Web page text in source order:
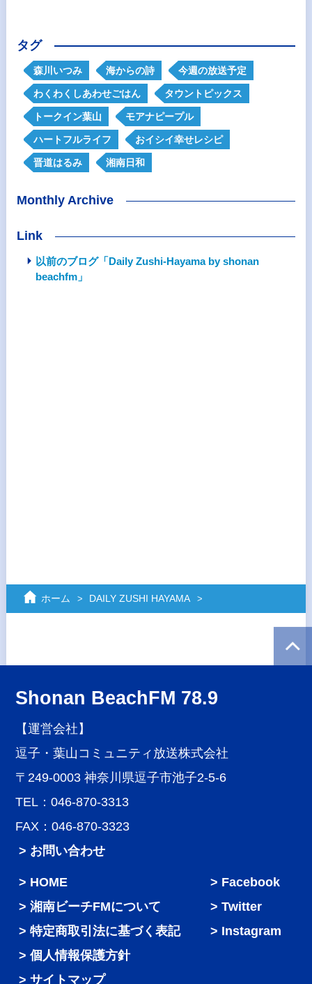
タグ
森川いつみ 海からの詩 今週の放送予定
わくわくしあわせごはん タウントピックス
トークイン葉山 モアナピープル
ハートフルライフ おイシイ幸せレシピ
晋道はるみ 湘南日和
Monthly Archive
Link
以前のブログ「Daily Zushi-Hayama by shonan
beachfm」
ホーム DAILY ZUSHI HAYAMA
Shonan BeachFM 78.9
【運営会社】
逗子・葉山コミュニティ放送株式会社
〒249-0003 神奈川県逗子市池子2-5-6
TEL：046-870-3313
FAX：046-870-3323
> お問い合わせ
HOME
湘南ビーチFMについて
特定商取引法に基づく表記
個人情報保護方針
サイトマップ
Facebook
Twitter
Instagram